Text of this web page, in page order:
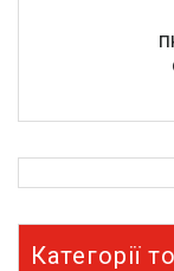
Категорії